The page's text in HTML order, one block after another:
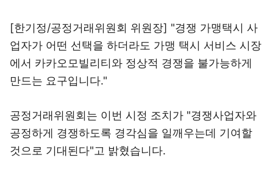
[한기정/공정거래위원회 위원장] "경쟁 가맹택시 사
업자가 어떤 선택을 하더라도 가맹 택시 서비스 시장
에서 카카오모빌리티와 정상적 경쟁을 불가능하게
만드는 요구입니다."
공정거래위원회는 이번 시정 조치가 "경쟁사업자와
공정하게 경쟁하도록 경각심을 일깨우는데 기여할
것으로 기대된다"고 밝혔습니다.